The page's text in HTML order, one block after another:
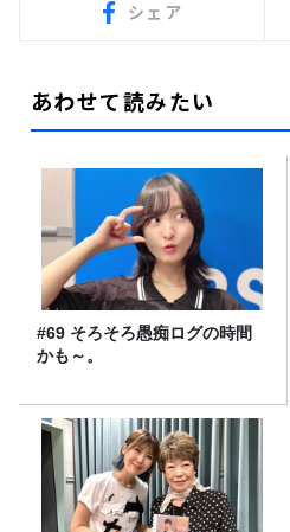
シェア
あわせて読みたい
#69 そろそろ愚痴ログの時間
かも～。